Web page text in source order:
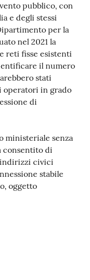
pubblico, con
e degli stessi
per la
nel 2021 la
reti fisse esistenti
il numero
stati
in grado
di
ministeriale senza
consentito di
civici
stabile
oggetto